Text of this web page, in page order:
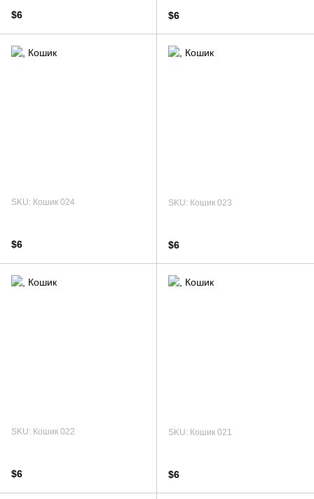
$6 $6
SKU: Кошик 024
$6
SKU: Кошик 023
$6
SKU: Кошик 022
$6
SKU: Кошик 021
$6